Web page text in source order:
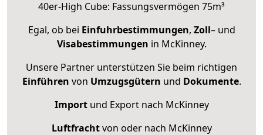
40er-High Cube: Fassungsvermögen 75m³
Egal, ob bei Einfuhrbestimmungen, Zoll– und
Visabestimmungen in McKinney.
Unsere Partner unterstützen Sie beim richtigen
Einführen von Umzugsgütern und Dokumente.
Importund Export nach McKinney
Luftfrachtvon oder nach McKinney